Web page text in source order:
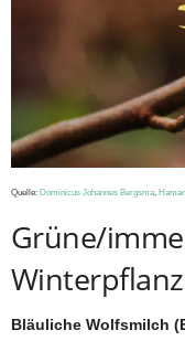
Quelle: Dominicus Johannes Bergsma,
Grüne/
Bläuliche Wolfsmilch